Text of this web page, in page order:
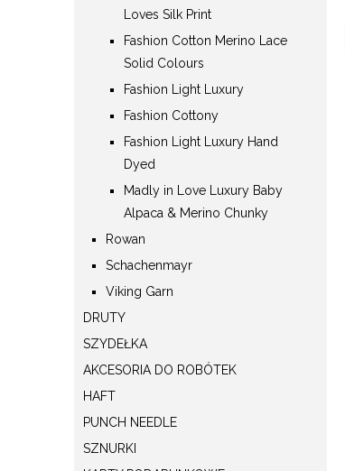
Loves Silk Print
Fashion Cotton Merino Lace
Solid Colours
Fashion Light Luxury
Fashion Cottony
Fashion Light Luxury Hand
Dyed
Madly in Love Luxury Baby
Alpaca & Merino Chunky
Rowan
Schachenmayr
Viking Garn
DRUTY
SZYDEŁKA
AKCESORIA DO ROBÓTEK
HAFT
PUNCH NEEDLE
SZNURKI